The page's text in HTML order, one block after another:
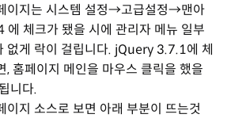
이지는 시스템 설정→고급설정→맨아
체크가 됐을 시에 관리자 메뉴 일부
없게 락이 걸립니다. jQuery 3.7.1에 체
, 홈페이지 메인을 마우스 클릭을 했을
니다.
이지 소스로 보면 아래 부분이 뜨는것